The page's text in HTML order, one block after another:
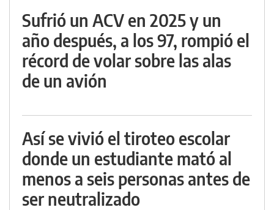
Sufrió un ACV en 2025 y un
año después, a los 97, rompió el
récord de volar sobre las alas
de un avión
Así se vivió el tiroteo escolar
donde un estudiante mató al
menos a seis personas antes de
ser neutralizado